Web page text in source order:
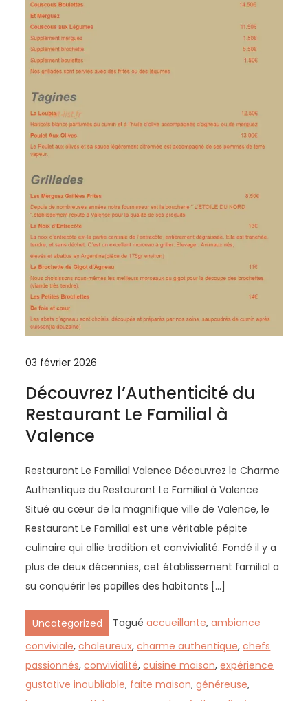
03 février 2026
Découvrez l’Authenticité du
Restaurant Le Familial à
Valence
Restaurant Le Familial Valence Découvrez le Charme
Authentique du Restaurant Le Familial à Valence
Situé au cœur de la magnifique ville de Valence, le
Restaurant Le Familial est une véritable pépite
culinaire qui allie tradition et convivialité. Fondé il y a
plus de deux décennies, cet établissement familial a
su conquérir les papilles des habitants […]
Uncategorized Taguéaccueillante,ambiance
conviviale,chaleureux,charme authentique,chefs
passionnés,convivialité,cuisine maison,expérience
gustative inoubliable, faite maison,généreuse,